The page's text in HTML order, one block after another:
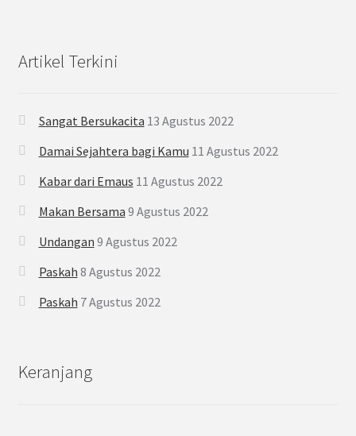
Artikel Terkini
Sangat Bersukacita 13 Agustus 2022
Damai Sejahtera bagi Kamu 11 Agustus 2022
Kabar dari Emaus 11 Agustus 2022
Makan Bersama 9 Agustus 2022
Undangan 9 Agustus 2022
Paskah 8 Agustus 2022
Paskah 7 Agustus 2022
Keranjang